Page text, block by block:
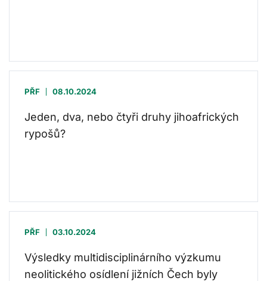
PŘF 08.10.2024
Jeden, dva, nebo čtyři druhy jihoafrických
rypošů?
PŘF 03.10.2024
Výsledky multidisciplinárního výzkumu
neolitického osídlení jižních Čech byly